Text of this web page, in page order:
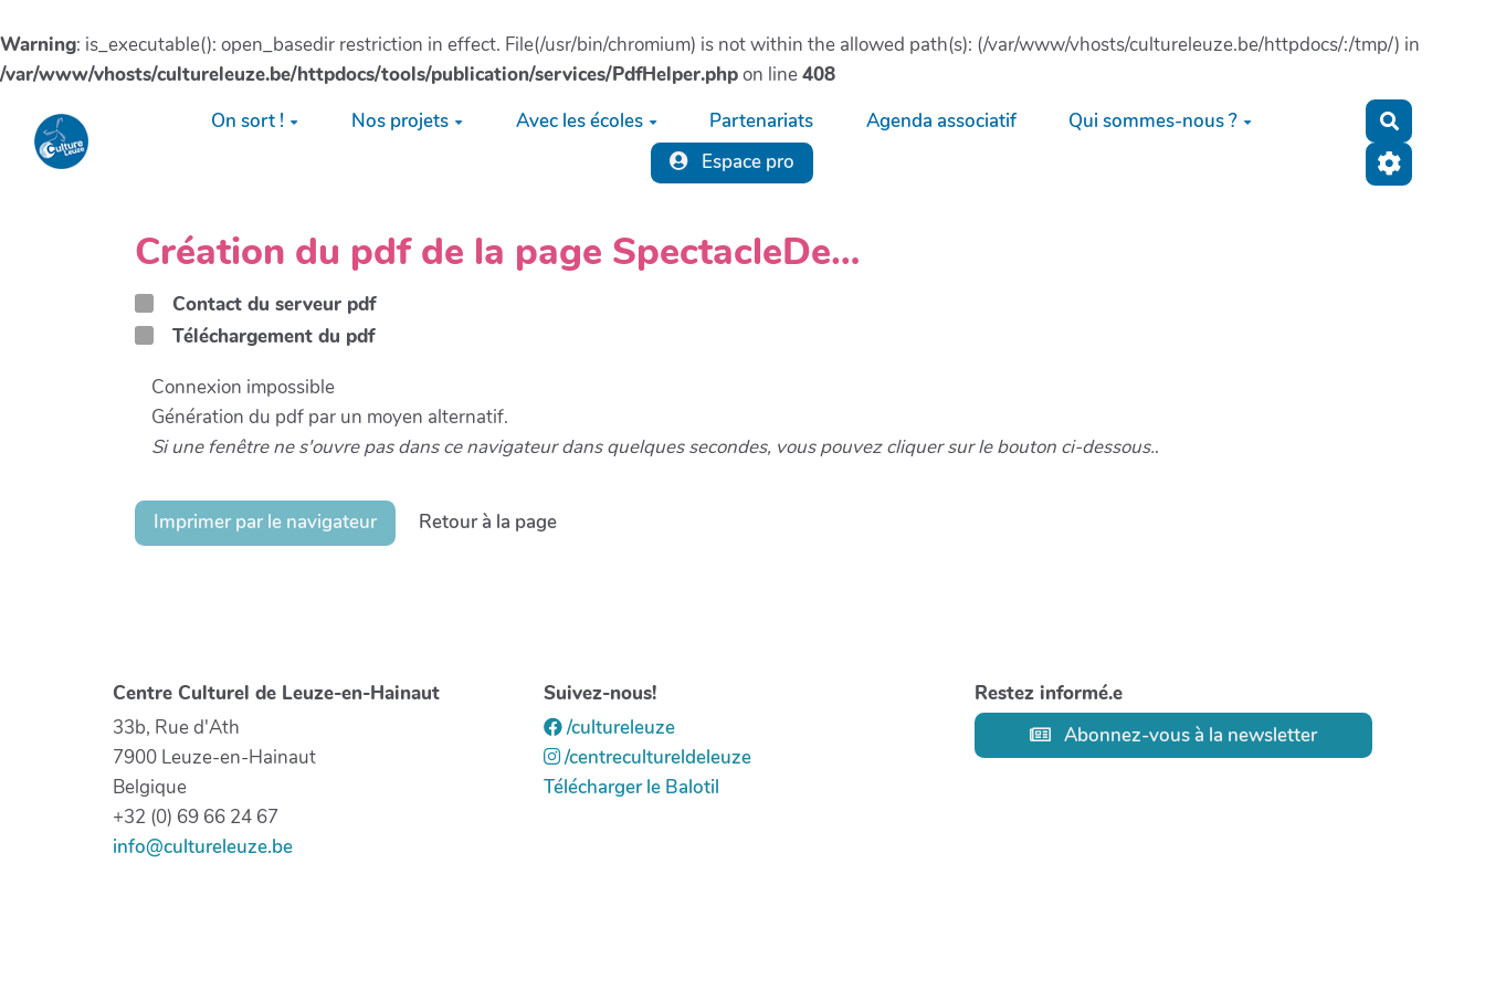
Warning: is_executable(): open_basedir restriction in effect. File(/usr/bin/chromium) is not within the allowed path(s): (/var/www/vhosts/cultureleuze.be/httpdocs/:/tmp/) in
/var/www/vhosts/cultureleuze.be/httpdocs/tools/publication/services/PdfHelper.phpon line408
Aller au contenu principalOn sort ! Nos projets Avec les écoles Partenariats Agenda associatif
Qui sommes-nous ?
Espace pro
Création du pdf de la page SpectacleDe…
Contact du serveur pdf
Téléchargement du pdf
Connexion impossible
Génération du pdf par un moyen alternatif.
Si une fenêtre ne s'ouvre pas dans ce navigateur dans quelques secondes, vous pouvez cliquer sur le bouton ci-dessous..
Imprimer par le navigateur Retour à la page
Centre Culturel de Leuze-en-Hainaut
33b, Rue d'Ath
7900 Leuze-en-Hainaut
Belgique
+32 (0) 69 66 24 67
info@cultureleuze.be
Suivez-nous!
/cultureleuze
/centrecultureldeleuze
Télécharger le Balotil
Restez informé.e
Abonnez-vous à la newsletter